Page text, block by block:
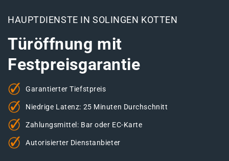
HAUPTDIENSTE IN SOLINGEN KOTTEN
Türöffnung mit
Festpreisgarantie
Garantierter Tiefstpreis
Niedrige Latenz: 25 Minuten Durchschnitt
Zahlungsmittel: Bar oder EC-Karte
Autorisierter Dienstanbieter